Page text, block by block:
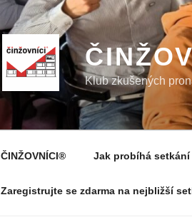
Klub zkušených
ČINŽOVNÍCI® Jak probíhá setkání
Zaregistrujte se zdarma na nejbližší